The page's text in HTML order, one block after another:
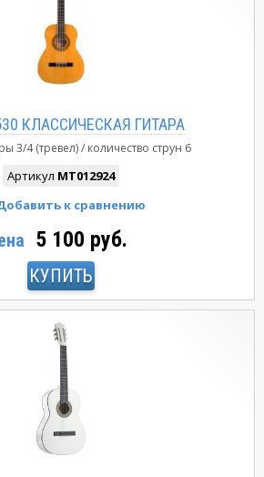
КЛАССИЧЕСКАЯ ГИТАРА
3/4 (тревел) количество струн 6
Артикул MT012924
5 100 руб.
КУПИТЬ